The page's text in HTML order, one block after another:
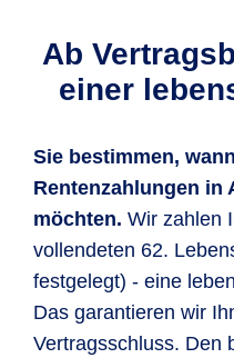
Ab
einer
Sie bestimmen,
Rentenzahlungen in
möchten. Wir zahlen
vollendeten 62.
festgelegt) - eine
Das garantieren wir
Vertragsschluss. Den